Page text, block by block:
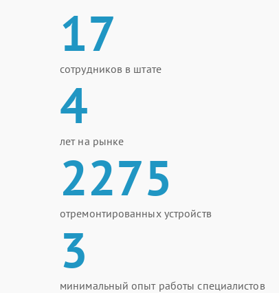
17
сотрудников в штате
4
лет на рынке
2275
отремонтированных устройств
3
минимальный опыт работы специалистов